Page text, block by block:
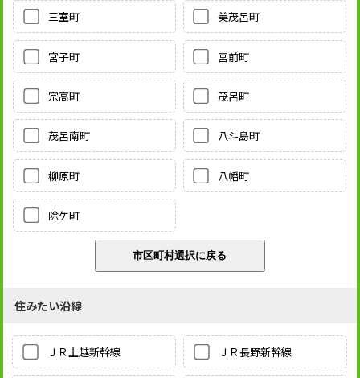
三室町 美茂呂町
宮子町 宮前町
宗高町 茂呂町
茂呂南町 八斗島町
柳原町 八幡町
除ケ町
住みたい沿線
ＪＲ上越新幹線 ＪＲ長野新幹線